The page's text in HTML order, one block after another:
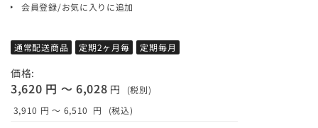
会員登録/お気に入りに追加
通常配送商品 定期2ヶ月毎 定期毎月
価格:
3,620 円 ～ 6,028 円
(税別)
3,910 円 ～ 6,510 円 (税込)